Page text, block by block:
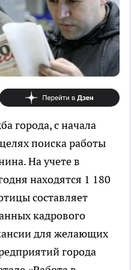
города, с начала
поиска работы
На учете в
находятся 1 180
составляет
кадрового
для желающих
города